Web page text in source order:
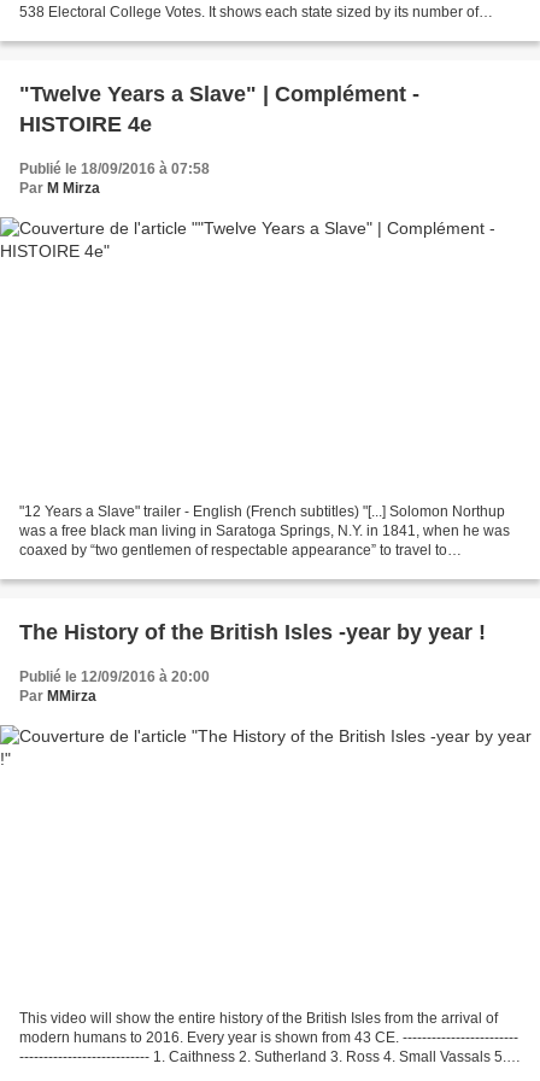
538 Electoral College Votes. It shows each state sized by its number of
"Twelve Years a Slave" | Complément -
HISTOIRE 4e
Publié le 18/09/2016 à 07:58
Par M Mirza
"12 Years a Slave" trailer - English (French subtitles) "[...] Solomon Northup
was a free black man living in Saratoga Springs, N.Y. in 1841, when he was
coaxed by “two gentlemen of respectable appearance” to travel to
The History of the British Isles -year by year !
Publié le 12/09/2016 à 20:00
Par MMirza
This video will show the entire history of the British Isles from the arrival of
modern humans to 2016. Every year is shown from 43 CE. ------------------------
--------------------------- 1. Caithness 2. Sutherland 3. Ross 4. Small Vassals 5.